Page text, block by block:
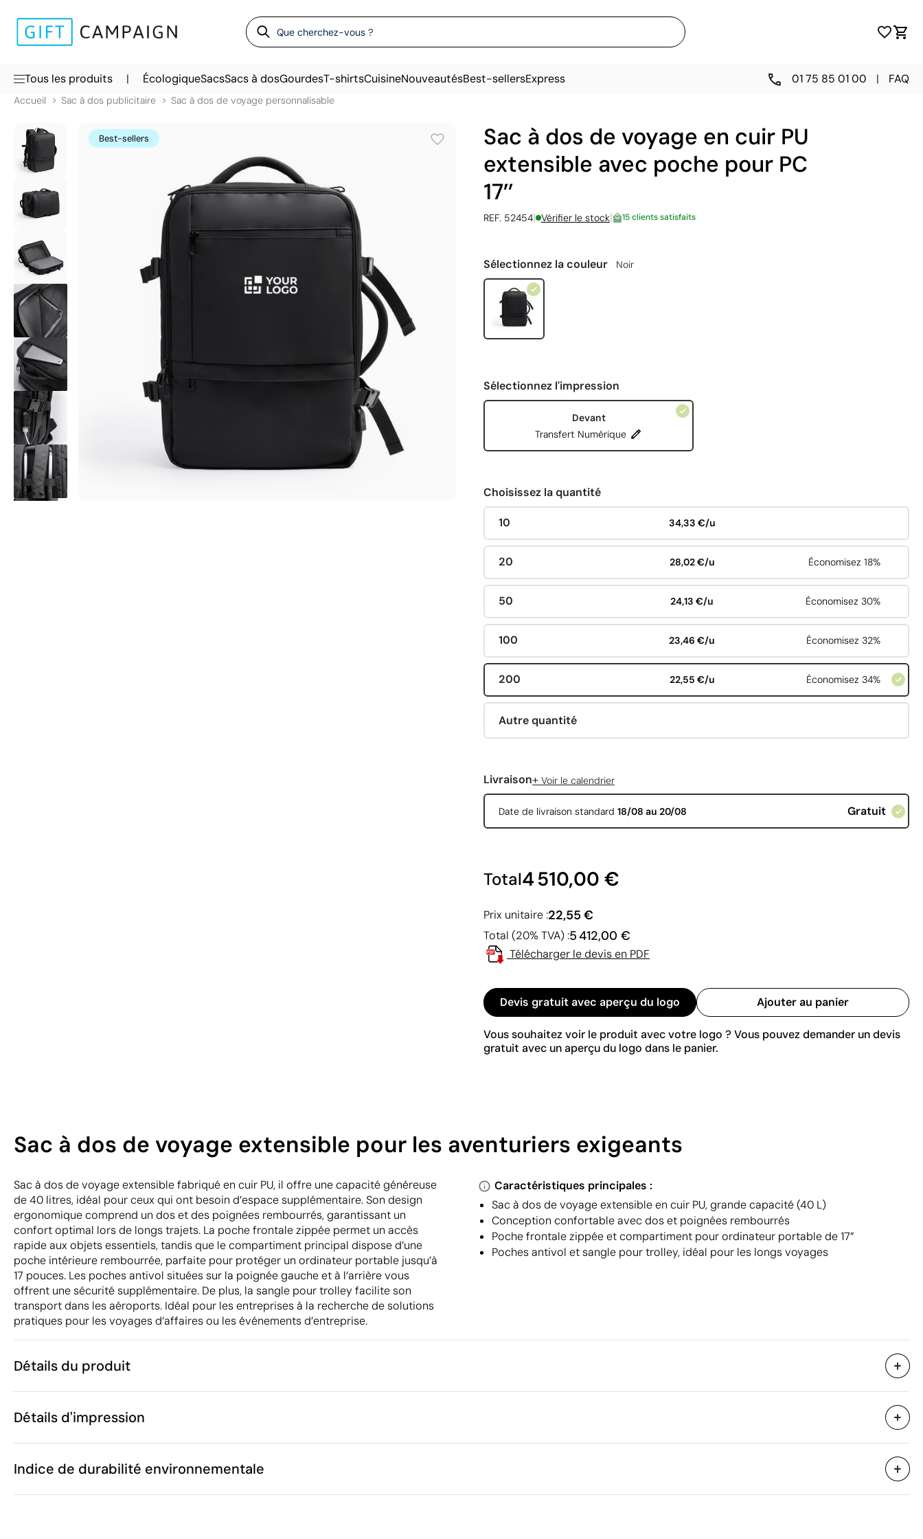
Tous les produits | ÉcologiqueSacsSacs à dosGourdesT-shirtsCuisineNouveautésBest-sellersExpress 01 75 85 01 00 | FAQ
Accueil Sac à dos publicitaire Sac à dos de voyage personnalisable
Best-sellers
Sac à dos de voyage en cuir PU
extensible avec poche pour PC
17’’
REF. 52454| Vérifier le stock| 15 clients satisfaits
Sélectionnez la couleur Noir
Sélectionnez l'impression
Devant
Transfert Numérique
Choisissez la quantité
10 34,33 €/u
20 28,02 €/u Économisez 18%
50 24,13 €/u Économisez 30%
100 23,46 €/u Économisez 32%
200 22,55 €/u Économisez 34%
Autre quantité
Livraison+ Voir le calendrier
Date de livraison standard 18/08 au 20/08 Gratuit
Total4 510,00 €
Prix unitaire :22,55 €
Total (20% TVA) :5 412,00 €
Télécharger le devis en PDF
Devis gratuit avec aperçu du logo Ajouter au panier
Vous souhaitez voir le produit avec votre logo ? Vous pouvez demander un devis
gratuit avec un aperçu du logo dans le panier.
Sac à dos de voyage extensible pour les aventuriers exigeants
Sac à dos de voyage extensible fabriqué en cuir PU, il offre une capacité généreuse
de 40 litres, idéal pour ceux qui ont besoin d’espace supplémentaire. Son design
ergonomique comprend un dos et des poignées rembourrés, garantissant un
confort optimal lors de longs trajets. La poche frontale zippée permet un accès
rapide aux objets essentiels, tandis que le compartiment principal dispose d’une
poche intérieure rembourrée, parfaite pour protéger un ordinateur portable jusqu’à
17 pouces. Les poches antivol situées sur la poignée gauche et à l’arrière vous
offrent une sécurité supplémentaire. De plus, la sangle pour trolley facilite son
transport dans les aéroports. Idéal pour les entreprises à la recherche de solutions
pratiques pour les voyages d’affaires ou les événements d’entreprise.
Caractéristiques principales :
Sac à dos de voyage extensible en cuir PU, grande capacité (40 L)
Conception confortable avec dos et poignées rembourrés
Poche frontale zippée et compartiment pour ordinateur portable de 17”
Poches antivol et sangle pour trolley, idéal pour les longs voyages
Détails du produit
Caractéristiques
Code du produit
Poids
1120 g
Matière
Cuir en polyuréthane (PU)
Emballage
Volume de la boîte extérieure
0.103 m³
Détails d'impression
Indice de durabilité environnementale